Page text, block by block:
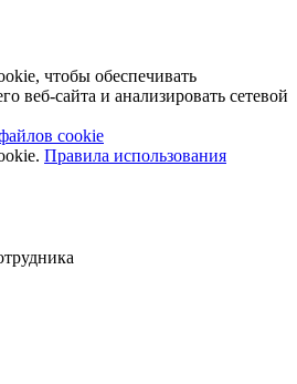
чтобы обеспечивать
веб-сайта и анализировать сетевой
cookie
Правила использования